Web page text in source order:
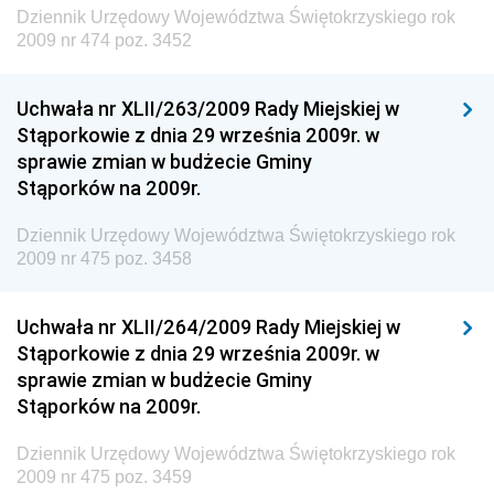
Środowiska
Dziennik Urzędowy Generalnej Dyrekcji Ochrony
Dziennik Urzędowy Ministerstwa Administracji,
Gospodarki Terenowej i Ochrony Środowiska
Dziennik Urzędowy Ministerstwa Administracji i
Gospodarki Przestrzennej
Dziennik Urzędowy Unii Europejskiej, L
Dziennik Urzędowy Ministerstwa Przemysłu
Chemicznego i Lekkiego
Dziennik Urzędowy Ministerstwa Rolnictwa i
Gospodarki Żywnościowej
Dziennik Urzędowy Ministra Rodziny, Pracy i Polityki
Społecznej
Dziennik Urzędowy Województwa Świętokrzyskiego rok
2009 nr 474 poz. 3452
Uchwała nr XLII/263/2009 Rady Miejskiej w
Stąporkowie z dnia 29 września 2009r. w
sprawie zmian w budżecie Gminy
Stąporków na 2009r.
Dziennik Urzędowy Województwa Świętokrzyskiego rok
2009 nr 475 poz. 3458
Uchwała nr XLII/264/2009 Rady Miejskiej w
Stąporkowie z dnia 29 września 2009r. w
sprawie zmian w budżecie Gminy
Stąporków na 2009r.
Dziennik Urzędowy Województwa Świętokrzyskiego rok
2009 nr 475 poz. 3459